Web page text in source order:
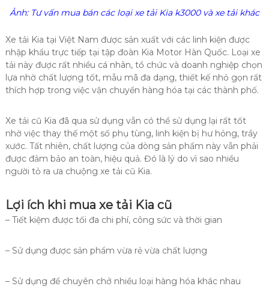
Ảnh: Tư vấn mua bán các loại xe tải Kia k3000 và xe tải khác
Xe tải Kia tại Việt Nam được sản xuất với các linh kiện được
nhập khẩu trực tiếp tại tập đoàn Kia Motor Hàn Quốc. Loại xe
tải này được rất nhiều cá nhân, tổ chức và doanh nghiệp chọn
lựa nhờ chất lượng tốt, mẫu mã đa dạng, thiết kế nhỏ gọn rất
thích hợp trong việc vận chuyển hàng hóa tại các thành phố.
Xe tải cũ Kia đã qua sử dụng vẫn có thể sử dụng lại rất tốt
nhờ việc thay thế một số phụ tùng, linh kiện bị hư hỏng, trầy
xước. Tất nhiên, chất lượng của dòng sản phẩm này vẫn phải
được đảm bảo an toàn, hiệu quả. Đó là lý do vì sao nhiều
người tỏ ra ưa chuộng xe tải cũ Kia.
Lợi ích khi mua xe tải Kia cũ
– Tiết kiệm được tối đa chi phí, công sức và thời gian
– Sử dụng được sản phẩm vừa rẻ vừa chất lượng
– Sử dụng để chuyên chở nhiều loại hàng hóa khác nhau